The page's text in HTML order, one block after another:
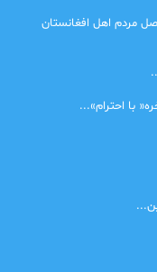
مردم اهل افغانستان
با احترام»...